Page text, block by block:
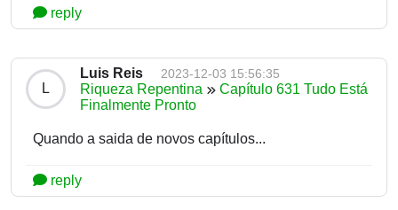
reply
L
Luis Reis 2023-12-03 15:56:35
Riqueza Repentina
Capítulo 631 Tudo Está
Finalmente Pronto
Quando a saida de novos capítulos...
reply